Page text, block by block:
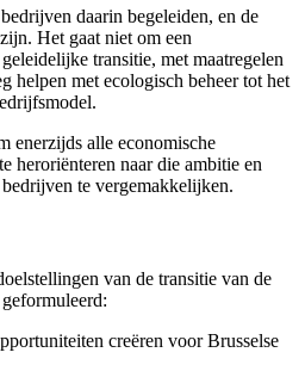
daarin begeleiden, en de
Het gaat niet om een
transitie, met maatregelen
helpen met ecologisch beheer tot het
enerzijds alle economische
heroriënteren naar die ambitie en
te vergemakkelijken.
van de transitie van de
creëren voor Brusselse